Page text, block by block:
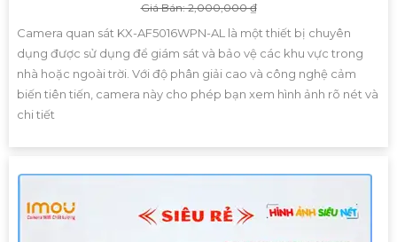
Giá Bán: 2,000,000 ₫
Camera quan sát KX-AF5016WPN-AL là một thiết bị chuyên
dụng được sử dụng để giám sát và bảo vệ các khu vực trong
nhà hoặc ngoài trời. Với độ phân giải cao và công nghệ cảm
biến tiên tiến, camera này cho phép bạn xem hình ảnh rõ nét và
chi tiết